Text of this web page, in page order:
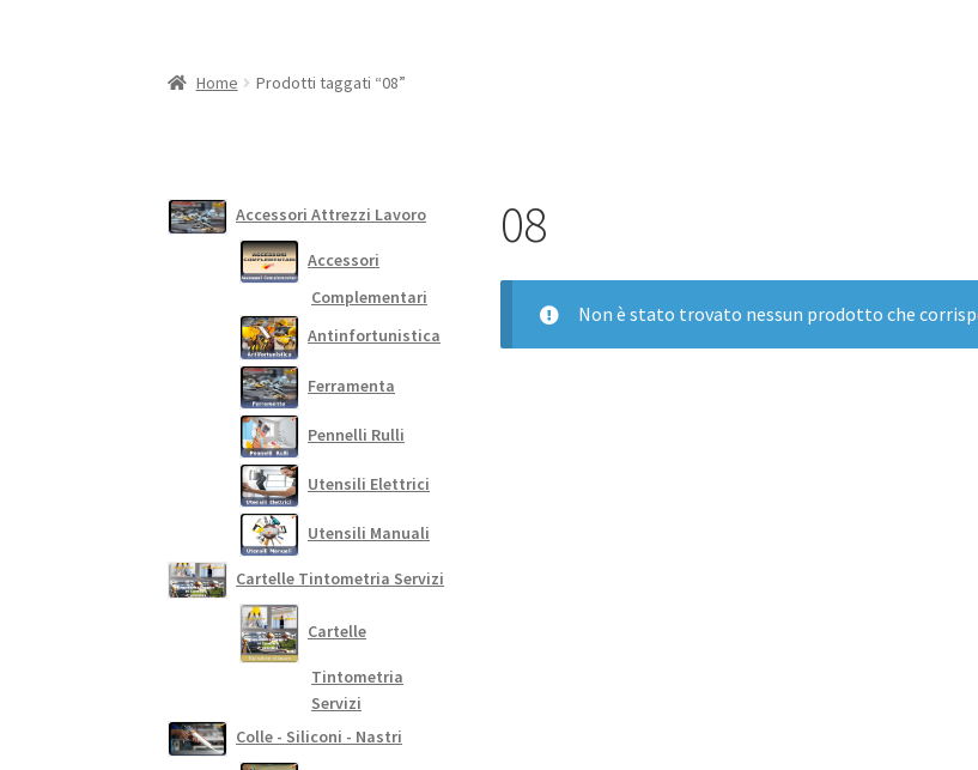
Home Prodotti taggati “08”
08
Non è stato trovato nessun prodotto che
Accessori Attrezzi Lavoro
Accessori
Complementari
Antinfortunistica
Ferramenta
Pennelli Rulli
Utensili Elettrici
Utensili Manuali
Cartelle Tintometria Servizi
Cartelle
Tintometria
Servizi
Colle - Siliconi - Nastri